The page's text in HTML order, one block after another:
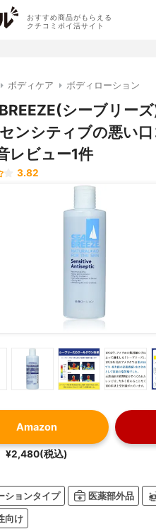
おすすめ商品がもらえる
クチコミポイ活サイト
ボディケア ボディローション
シーブリー
ンシティブの悪い
レビュー1件
3.82
Amazon
¥2,480(税込)
ションタイプ 医薬部外品
向け